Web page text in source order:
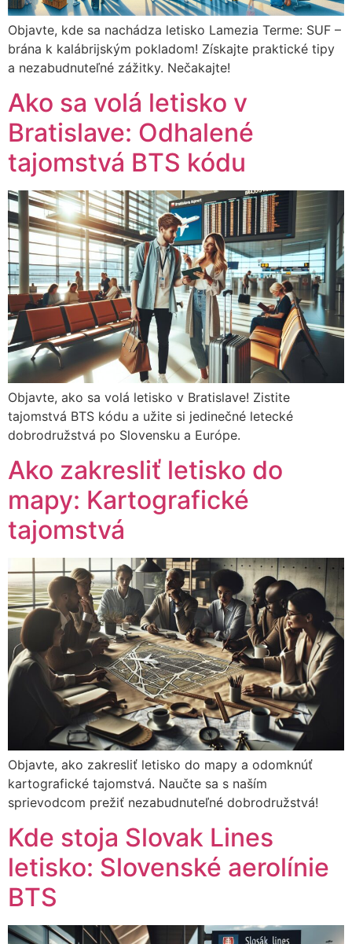
Objavte, kde sa nachádza letisko Lamezia Terme: SUF –
brána k kalábrijským pokladom! Získajte praktické tipy
a nezabudnuteľné zážitky. Nečakajte!
Ako sa volá letisko v
Bratislave: Odhalené
tajomstvá BTS kódu
Objavte, ako sa volá letisko v Bratislave! Zistite
tajomstvá BTS kódu a užite si jedinečné letecké
dobrodružstvá po Slovensku a Európe.
Ako zakresliť letisko do
mapy: Kartografické
tajomstvá
Objavte, ako zakresliť letisko do mapy a odomknúť
kartografické tajomstvá. Naučte sa s naším
sprievodcom prežiť nezabudnuteľné dobrodružstvá!
Kde stoja Slovak Lines
letisko: Slovenské aerolínie
BTS